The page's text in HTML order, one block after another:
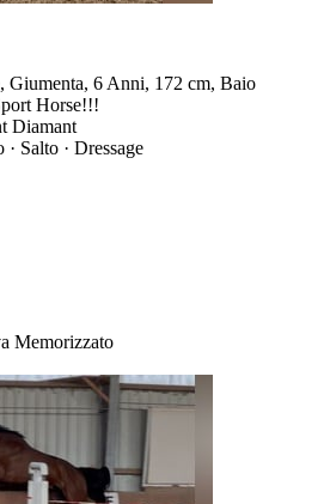
Giumenta, 6 Anni, 172 cm, Baio
Horse!!!
Diamant
Salto · Dressage
Memorizzato